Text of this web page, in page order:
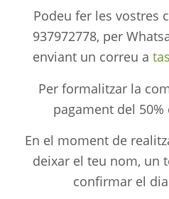
Podeu fer les vostres
937972778, per
enviant un correu a
Per formalitzar la
pagament del
En el moment de
deixar el teu nom, un
confirmar el